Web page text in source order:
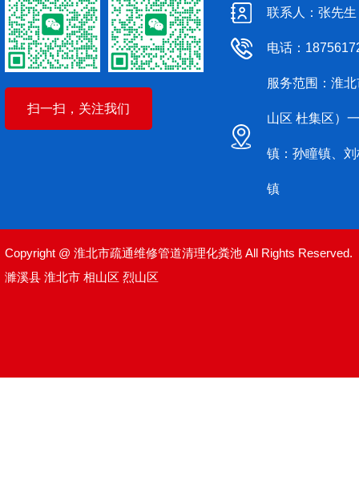
扫一扫，关注我们
联系人：张先生
电话：
服务范围：淮
山区 杜集区）
镇：孙瞳镇、
镇
Copyright @ 淮北市疏通维修管道清理化粪池 All Rights Reserved.
濉溪县 淮北市 相山区 烈山区